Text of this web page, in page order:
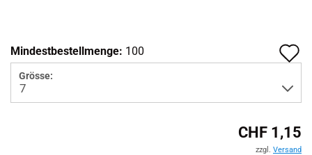
Mindestbestellmenge: 100
Grösse:
CHF 1,15
zzgl. Versand